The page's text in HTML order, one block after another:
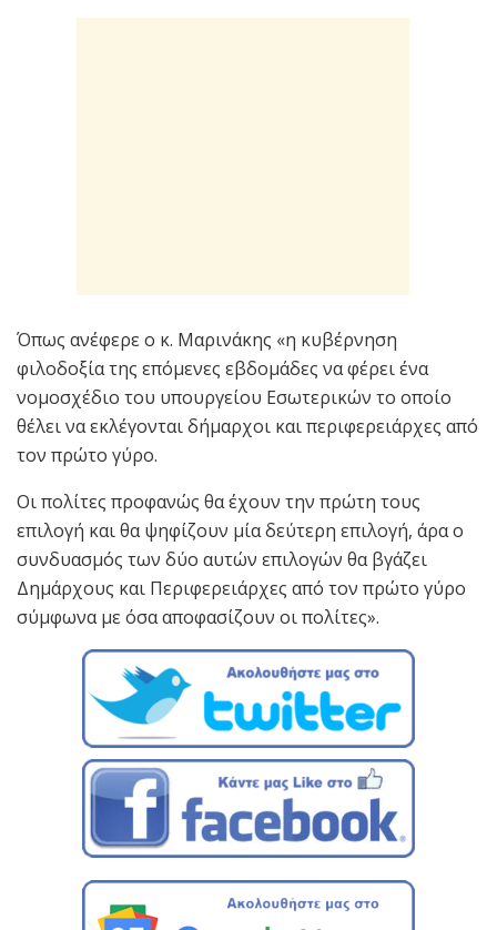
Όπως ανέφερε ο κ. Μαρινάκης «η κυβέρνηση
φιλοδοξία της επόμενες εβδομάδες να φέρει ένα
νομοσχέδιο του υπουργείου Εσωτερικών το οποίο
θέλει να εκλέγονται δήμαρχοι και περιφερειάρχες από
τον πρώτο γύρο.
Οι πολίτες προφανώς θα έχουν την πρώτη τους
επιλογή και θα ψηφίζουν μία δεύτερη επιλογή, άρα ο
συνδυασμός των δύο αυτών επιλογών θα βγάζει
Δημάρχους και Περιφερειάρχες από τον πρώτο γύρο
σύμφωνα με όσα αποφασίζουν οι πολίτες».